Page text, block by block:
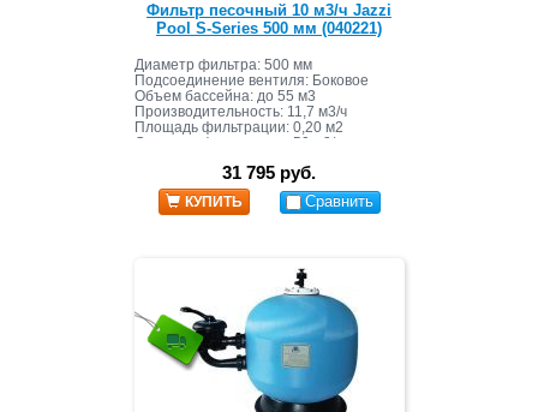
Фильтр песочный 10 м3/ч Jazzi
Pool S-Series 500 мм (040221)
Диаметр фильтра: 500 мм
Подсоединение вентиля: Боковое
Объем бассейна: до 55 м3
Производительность: 11,7 м3/ч
Площадь фильтрации: 0,20 м2
Скорость фильтрации: 50 м3/ч
31 795 руб.
КУПИТЬ Сравнить